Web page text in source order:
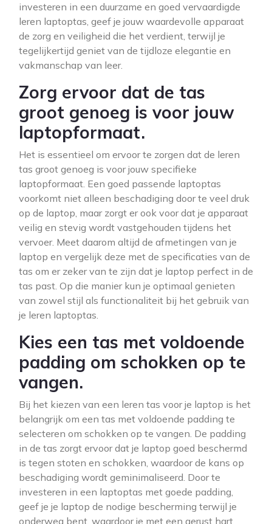
investeren in een duurzame en goed vervaardigde
leren laptoptas, geef je jouw waardevolle apparaat
de zorg en veiligheid die het verdient, terwijl je
tegelijkertijd geniet van de tijdloze elegantie en
vakmanschap van leer.
Zorg ervoor dat de tas
groot genoeg is voor jouw
laptopformaat.
Het is essentieel om ervoor te zorgen dat de leren
tas groot genoeg is voor jouw specifieke
laptopformaat. Een goed passende laptoptas
voorkomt niet alleen beschadiging door te veel druk
op de laptop, maar zorgt er ook voor dat je apparaat
veilig en stevig wordt vastgehouden tijdens het
vervoer. Meet daarom altijd de afmetingen van je
laptop en vergelijk deze met de specificaties van de
tas om er zeker van te zijn dat je laptop perfect in de
tas past. Op die manier kun je optimaal genieten
van zowel stijl als functionaliteit bij het gebruik van
je leren laptoptas.
Kies een tas met voldoende
padding om schokken op te
vangen.
Bij het kiezen van een leren tas voor je laptop is het
belangrijk om een tas met voldoende padding te
selecteren om schokken op te vangen. De padding
in de tas zorgt ervoor dat je laptop goed beschermd
is tegen stoten en schokken, waardoor de kans op
beschadiging wordt geminimaliseerd. Door te
investeren in een laptoptas met goede padding,
geef je je laptop de nodige bescherming terwijl je
onderweg bent, waardoor je met een gerust hart